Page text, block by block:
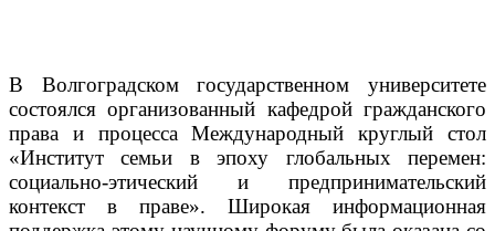
В Волгоградском государственном университете
состоялся организованный кафедрой гражданского
права и процесса Международный круглый стол
«Институт семьи в эпоху глобальных перемен:
социально-этический и предпринимательский
контекст в праве». Широкая информационная